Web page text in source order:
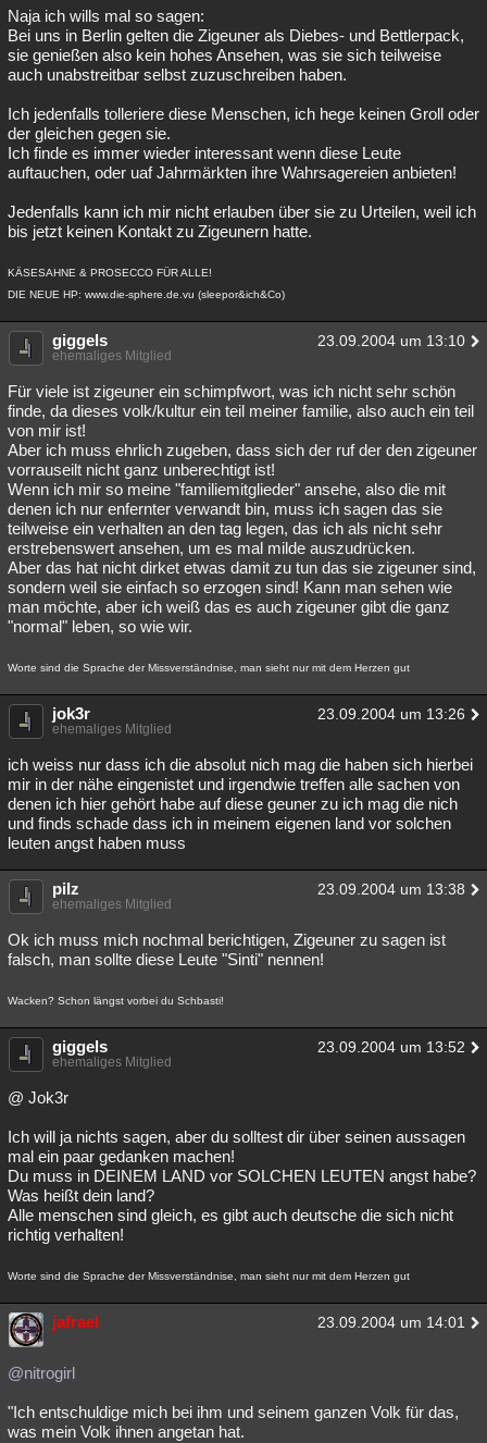
Naja ich wills mal so sagen:
Bei uns in Berlin gelten die Zigeuner als Diebes- und Bettlerpack,
sie genießen also kein hohes Ansehen, was sie sich teilweise
auch unabstreitbar selbst zuzuschreiben haben.
Ich jedenfalls tolleriere diese Menschen, ich hege keinen Groll oder
der gleichen gegen sie.
Ich finde es immer wieder interessant wenn diese Leute
auftauchen, oder uaf Jahrmärkten ihre Wahrsagereien anbieten!
Jedenfalls kann ich mir nicht erlauben über sie zu Urteilen, weil ich
bis jetzt keinen Kontakt zu Zigeunern hatte.
KÄSESAHNE & PROSECCO FÜR ALLE!
DIE NEUE HP: www.die-sphere.de.vu (sleepor&ich&Co)
giggels 23.09.2004 um 13:10
ehemaliges Mitglied
Für viele ist zigeuner ein schimpfwort, was ich nicht sehr schön
finde, da dieses volk/kultur ein teil meiner familie, also auch ein teil
von mir ist!
Aber ich muss ehrlich zugeben, dass sich der ruf der den zigeuner
vorrauseilt nicht ganz unberechtigt ist!
Wenn ich mir so meine "familiemitglieder" ansehe, also die mit
denen ich nur enfernter verwandt bin, muss ich sagen das sie
teilweise ein verhalten an den tag legen, das ich als nicht sehr
erstrebenswert ansehen, um es mal milde auszudrücken.
Aber das hat nicht dirket etwas damit zu tun das sie zigeuner sind,
sondern weil sie einfach so erzogen sind! Kann man sehen wie
man möchte, aber ich weiß das es auch zigeuner gibt die ganz
"normal" leben, so wie wir.
Worte sind die Sprache der Missverständnise, man sieht nur mit dem Herzen gut
jok3r 23.09.2004 um 13:26
ehemaliges Mitglied
ich weiss nur dass ich die absolut nich mag die haben sich hierbei
mir in der nähe eingenistet und irgendwie treffen alle sachen von
denen ich hier gehört habe auf diese geuner zu ich mag die nich
und finds schade dass ich in meinem eigenen land vor solchen
leuten angst haben muss
pilz 23.09.2004 um 13:38
ehemaliges Mitglied
Ok ich muss mich nochmal berichtigen, Zigeuner zu sagen ist
falsch, man sollte diese Leute "Sinti" nennen!
Wacken? Schon längst vorbei du Schbasti!
giggels 23.09.2004 um 13:52
ehemaliges Mitglied
@ Jok3r
Ich will ja nichts sagen, aber du solltest dir über seinen aussagen
mal ein paar gedanken machen!
Du muss in DEINEM LAND vor SOLCHEN LEUTEN angst habe?
Was heißt dein land?
Alle menschen sind gleich, es gibt auch deutsche die sich nicht
richtig verhalten!
Worte sind die Sprache der Missverständnise, man sieht nur mit dem Herzen gut
jafrael 23.09.2004 um 14:01
@nitrogirl
"Ich entschuldige mich bei ihm und seinem ganzen Volk für das,
was mein Volk ihnen angetan hat.